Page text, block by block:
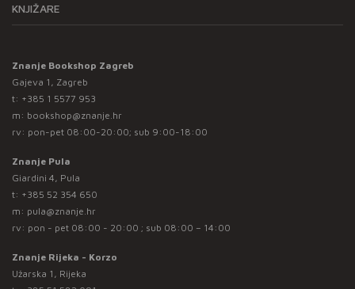
KNJIŽARE
Znanje Bookshop Zagreb
Gajeva 1, Zagreb
t: +385 1 5577 953
m: bookshop@znanje.hr
rv: pon-pet 08:00-20:00; sub 9:00-18:00
Znanje Pula
Giardini 4, Pula
t: +385 52 354 650
m: pula@znanje.hr
rv: pon - pet 08:00 - 20:00 ; sub 08:00 – 14:00
Znanje Rijeka - Korzo
Užarska 1, Rijeka